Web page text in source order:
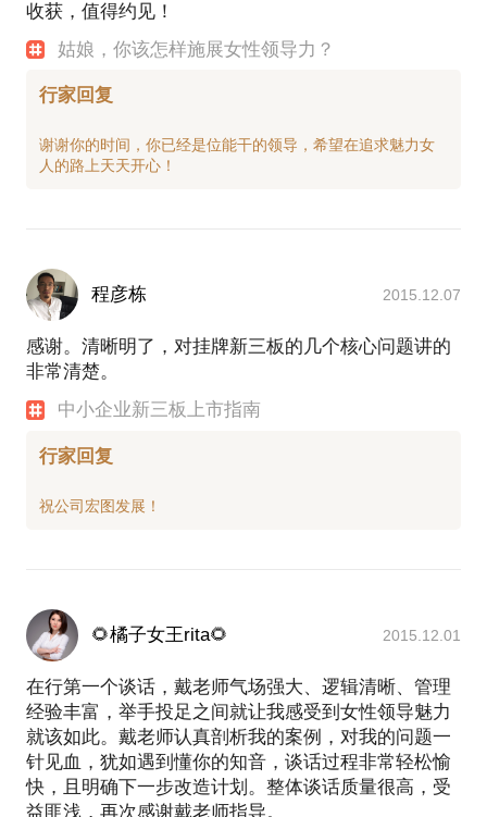
收获，值得约见！
姑娘，你该怎样施展女性领导力？
行家回复
谢谢你的时间，你已经是位能干的领导，希望在追求魅力女
程彦栋 2015.12.07
感谢。清晰明了，对挂牌新三板的几个核心问题讲的
非常清楚。
中小企业新三板上市指南
行家回复
🌻橘子女王rita🌻 2015.12.01
在行第一个谈话，戴老师气场强大、逻辑清晰、管理
经验丰富，举手投足之间就让我感受到女性领导魅力
就该如此。戴老师认真剖析我的案例，对我的问题一
针见血，犹如遇到懂你的知音，谈话过程非常轻松愉
快，且明确下一步改造计划。整体谈话质量很高，受
益匪浅，再次感谢戴老师指导。